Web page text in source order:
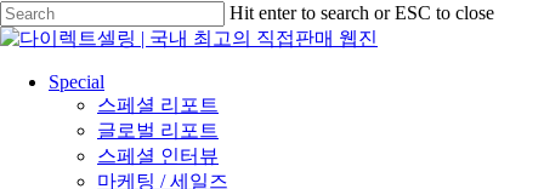
Hit enter to search or ESC to close
Close
search
Menu
Special
스페셜 리포트
글로벌 리포트
스페셜 인터뷰
마케팅 / 세일즈